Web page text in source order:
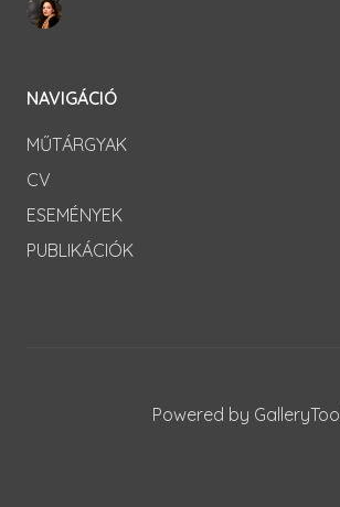
NAVIGÁCIÓ
MŰTÁRGYAK
CV
ESEMÉNYEK
PUBLIKÁCIÓK
Powered by GalleryTool